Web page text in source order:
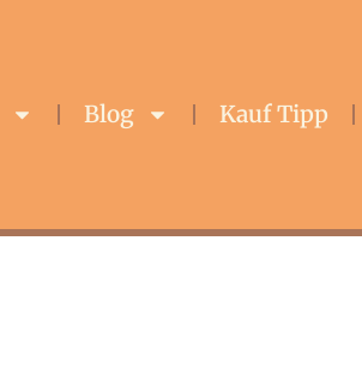
Blog Kauf Tipp